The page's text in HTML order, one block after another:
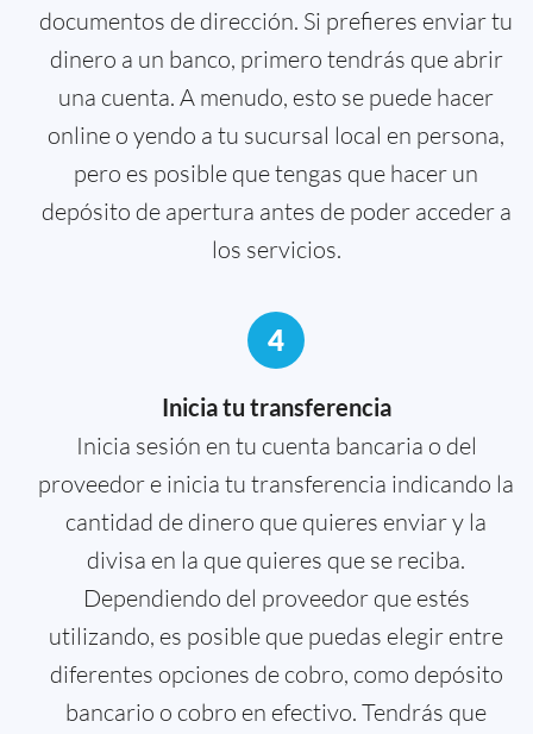
documentos de dirección. Si prefieres enviar tu
dinero a un banco, primero tendrás que abrir
una cuenta. A menudo, esto se puede hacer
online o yendo a tu sucursal local en persona,
pero es posible que tengas que hacer un
depósito de apertura antes de poder acceder a
los servicios.
4
Inicia tu transferencia
Inicia sesión en tu cuenta bancaria o del
proveedor e inicia tu transferencia indicando la
cantidad de dinero que quieres enviar y la
divisa en la que quieres que se reciba.
Dependiendo del proveedor que estés
utilizando, es posible que puedas elegir entre
diferentes opciones de cobro, como depósito
bancario o cobro en efectivo. Tendrás que